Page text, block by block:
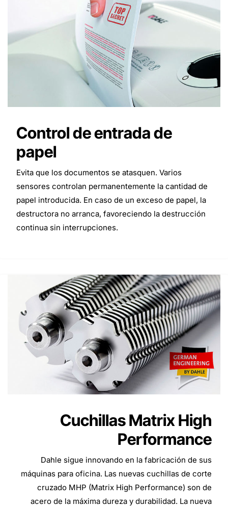
Control de entrada de
papel
Evita que los documentos se atasquen. Varios
sensores controlan permanentemente la cantidad de
papel introducida. En caso de un exceso de papel, la
destructora no arranca, favoreciendo la destrucción
continua sin interrupciones.
Cuchillas Matrix High
Performance
Dahle sigue innovando en la fabricación de sus
máquinas para oficina. Las nuevas cuchillas de corte
cruzado MHP (Matrix High Performance) son de
acero de la máxima dureza y durabilidad. La nueva